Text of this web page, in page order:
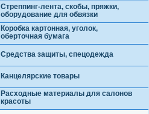
Стреппинг-лента, скобы, пряжки,
оборудование для обвязки
Коробка картонная, уголок,
оберточная бумага
Средства защиты, спецодежда
Канцелярские товары
Расходные материалы для салонов
красоты